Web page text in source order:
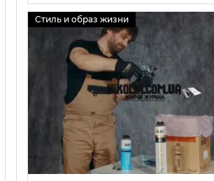
01 09 2025 0
Стиль и образ жизни